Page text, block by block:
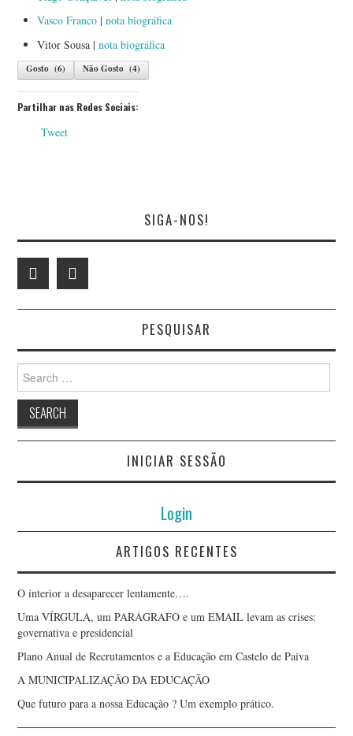
Vasco Franco |nota biográfica
Vitor Sousa |nota biográfica
Gosto (6) Não Gosto (4)
Partilhar nas Redes Sociais:
Tweet
SIGA-NOS!
PESQUISAR
Search
for:
INICIAR SESSÃO
Login
ARTIGOS RECENTES
O interior a desaparecer lentamente….
Uma VÍRGULA, um PARÁGRAFO e um EMAIL levam as crises:
governativa e presidencial
Plano Anual de Recrutamentos e a Educação em Castelo de Paiva
A MUNICIPALIZAÇÃO DA EDUCAÇÃO
Que futuro para a nossa Educação ? Um exemplo prático.